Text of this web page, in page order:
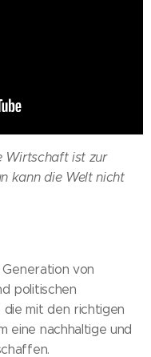
Wirtschaft ist zur
kann die Welt nicht
von
politischen
mit den richtigen
eine nachhaltige und